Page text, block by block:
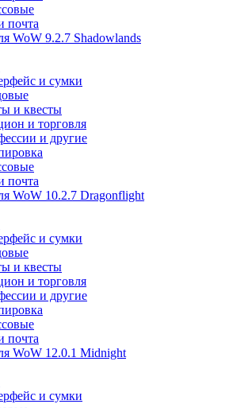
почта
WoW 9.2.7 Shadowlands
и сумки
и квесты
и торговля
и другие
почта
WoW 10.2.7 Dragonflight
и сумки
и квесты
и торговля
и другие
почта
WoW 12.0.1 Midnight
и сумки